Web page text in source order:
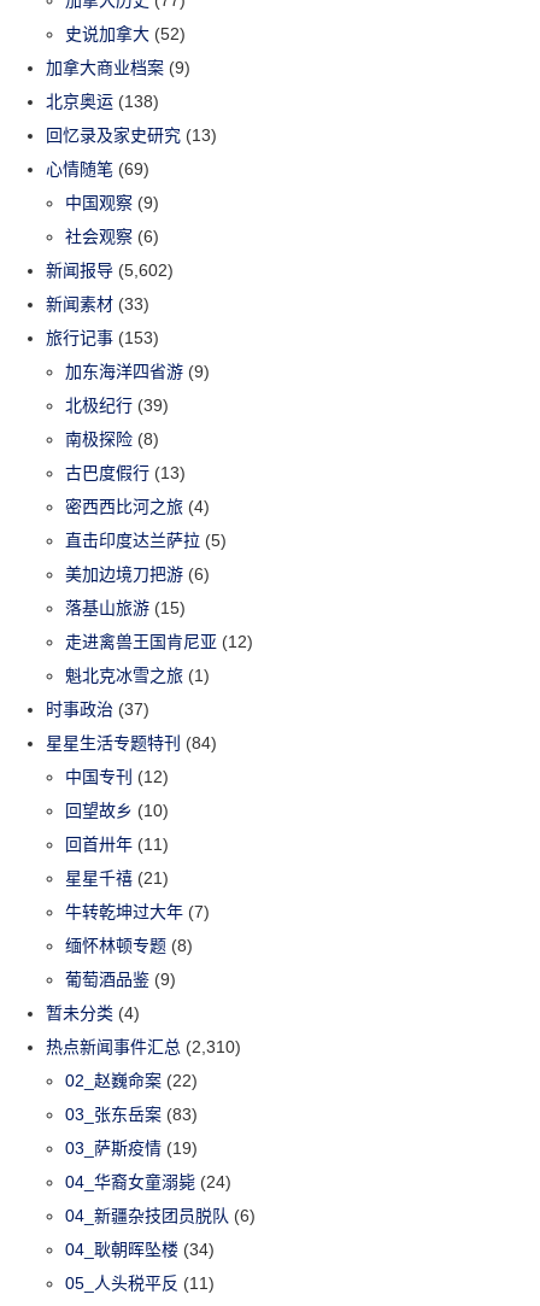
史说加拿大 (52)
加拿大商业档案 (9)
北京奥运 (138)
回忆录及家史研究 (13)
心情随笔 (69)
中国观察 (9)
社会观察 (6)
新闻报导 (5,602)
新闻素材 (33)
旅行记事 (153)
加东海洋四省游 (9)
北极纪行 (39)
南极探险 (8)
古巴度假行 (13)
密西西比河之旅 (4)
直击印度达兰萨拉 (5)
美加边境刀把游 (6)
落基山旅游 (15)
走进禽兽王国肯尼亚 (12)
魁北克冰雪之旅 (1)
时事政治 (37)
星星生活专题特刊 (84)
中国专刊 (12)
回望故乡 (10)
回首卅年 (11)
星星千禧 (21)
牛转乾坤过大年 (7)
缅怀林顿专题 (8)
葡萄酒品鉴 (9)
暂未分类 (4)
热点新闻事件汇总 (2,310)
02_赵巍命案 (22)
03_张东岳案 (83)
03_萨斯疫情 (19)
04_华裔女童溺毙 (24)
04_新疆杂技团员脱队 (6)
04_耿朝晖坠楼 (34)
05_人头税平反 (11)